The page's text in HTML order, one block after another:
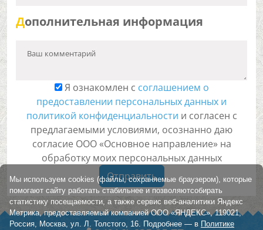
Дополнительная информация
Ваш комментарий
Я ознакомлен с соглашением о
предоставлении персональных данных и
политикой конфиденциальности и согласен с
предлагаемыми условиями, осознанно даю
согласие ООО «Основное направление» на
обработку моих персональных данных
Отправить
Мы используем cookies (файлы, сохраняемые браузером), которые
помогают сайту работать стабильнее и позволяютсобирать
статистику посещаемости, а также сервис веб-аналитики Яндекс
Метрика, предоставляемый компанией ООО «ЯНДЕКС», 119021,
Россия, Москва, ул. Л. Толстого, 16. Подробнее — в Политике